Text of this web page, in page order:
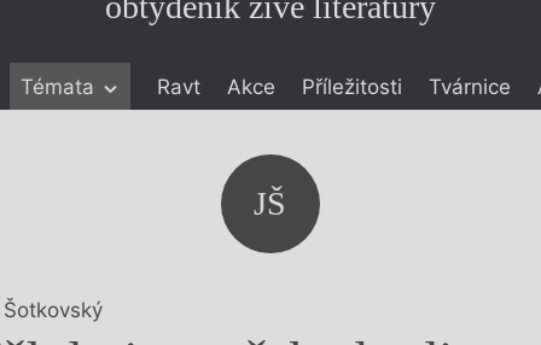
Témata Ravt Akce Příležitosti Tvárnice
JŠ